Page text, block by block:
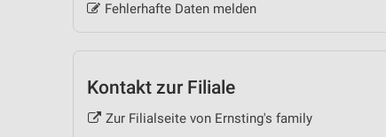
Fehlerhafte Daten melden
Kontakt zur Filiale
Zur Filialseite von Ernsting's family